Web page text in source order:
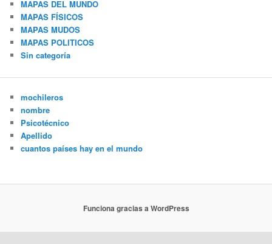
MAPAS DEL MUNDO
MAPAS FÍSICOS
MAPAS MUDOS
MAPAS POLITICOS
Sin categoría
mochileros
nombre
Psicotécnico
Apellido
cuantos países hay en el mundo
Funciona gracias a WordPress